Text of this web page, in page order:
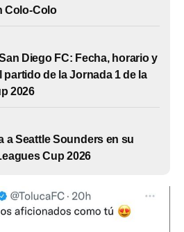
Colo-Colo
Diego FC: Fecha, horario y
partido de la Jornada 1 de la
2026
a Seattle Sounders en su
Cup 2026